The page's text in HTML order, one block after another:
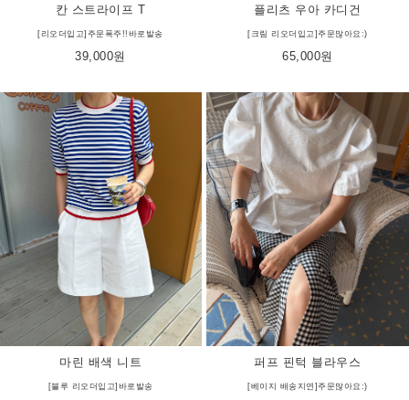
칸 스트라이프 T
[리오더입고]주문폭주!!바로발송
39,000원
플리츠 우아 카디건
[크림 리오더입고]주문많아요:)
65,000원
마린 배색 니트
[블루 리오더입고]바로발송
퍼프 핀턱 블라우스
[베이지 배송지연]주문많아요:)